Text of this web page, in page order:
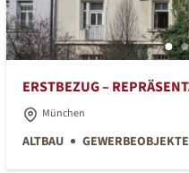
ERSTBEZUG – REPRÄSENTATIVE ALTBAU-RÄUME IN
SCHWABING
München
ALTBAU GEWERBEOBJEKTE